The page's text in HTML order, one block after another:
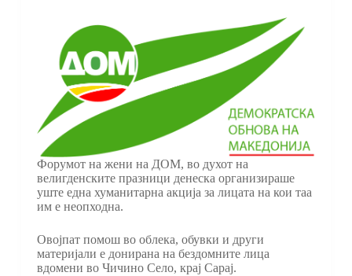
Форумот на жени на ДОМ, во духот на
велигденските празници денеска организираше
уште една хуманитарна акција за лицата на кои таа
им е неопходна.
Овојпат помош во облека, обувки и други
материјали е донирана на бездомните лица
вдомени во Чичино Село, крај Сарај.